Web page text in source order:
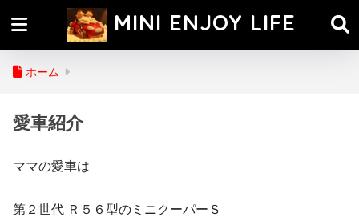
MINI ENJOY LIFE
ホーム
愛車紹介
ママの愛車は
第２世代 Ｒ５６型のミニクーパーＳ